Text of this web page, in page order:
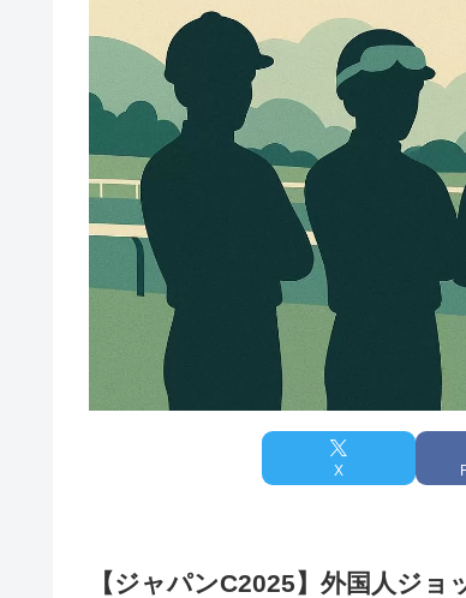
X
【ジャパンC2025】外国人ジ